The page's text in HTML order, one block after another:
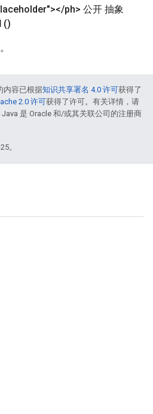
</ph> 公开 抽象
()
内容已根据知识共享署名 4.0 许可获得了
2.0 许可获得了许可。有关详情，请
Java 是 Oracle 和/或其关联公司的注册商
。